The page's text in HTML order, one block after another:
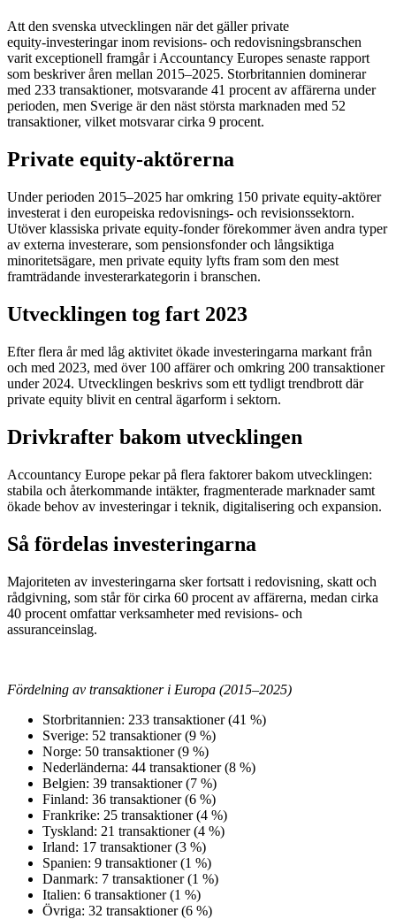
Att den svenska utvecklingen när det gäller private
equity‑investeringar inom revisions‑ och redovisningsbranschen
varit exceptionell framgår i Accountancy Europes senaste rapport
som beskriver åren mellan 2015–2025. Storbritannien dominerar
med 233 transaktioner, motsvarande 41 procent av affärerna under
perioden, men Sverige är den näst största marknaden med 52
transaktioner, vilket motsvarar cirka 9 procent.
Private equity‑aktörerna
Under perioden 2015–2025 har omkring 150 private equity‑aktörer
investerat i den europeiska redovisnings‑ och revisionssektorn.
Utöver klassiska private equity‑fonder förekommer även andra typer
av externa investerare, som pensionsfonder och långsiktiga
minoritetsägare, men private equity lyfts fram som den mest
framträdande investerarkategorin i branschen.
Utvecklingen tog fart 2023
Efter flera år med låg aktivitet ökade investeringarna markant från
och med 2023, med över 100 affärer och omkring 200 transaktioner
under 2024. Utvecklingen beskrivs som ett tydligt trendbrott där
private equity blivit en central ägarform i sektorn.
Drivkrafter bakom utvecklingen
Accountancy Europe pekar på flera faktorer bakom utvecklingen:
stabila och återkommande intäkter, fragmenterade marknader samt
ökade behov av investeringar i teknik, digitalisering och expansion.
Så fördelas investeringarna
Majoriteten av investeringarna sker fortsatt i redovisning, skatt och
rådgivning, som står för cirka 60 procent av affärerna, medan cirka
40 procent omfattar verksamheter med revisions- och
assuranceinslag.
Fördelning av transaktioner i Europa (2015–2025)
Storbritannien: 233 transaktioner (41 %)
Sverige: 52 transaktioner (9 %)
Norge: 50 transaktioner (9 %)
Nederländerna: 44 transaktioner (8 %)
Belgien: 39 transaktioner (7 %)
Finland: 36 transaktioner (6 %)
Frankrike: 25 transaktioner (4 %)
Tyskland: 21 transaktioner (4 %)
Irland: 17 transaktioner (3 %)
Spanien: 9 transaktioner (1 %)
Danmark: 7 transaktioner (1 %)
Italien: 6 transaktioner (1 %)
Övriga: 32 transaktioner (6 %)